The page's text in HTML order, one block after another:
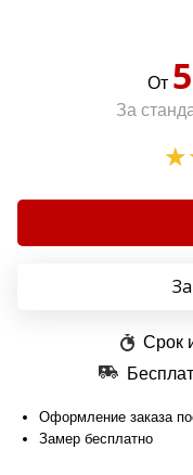
От
За
Срок
Оформление заказа
Замер бесплатно